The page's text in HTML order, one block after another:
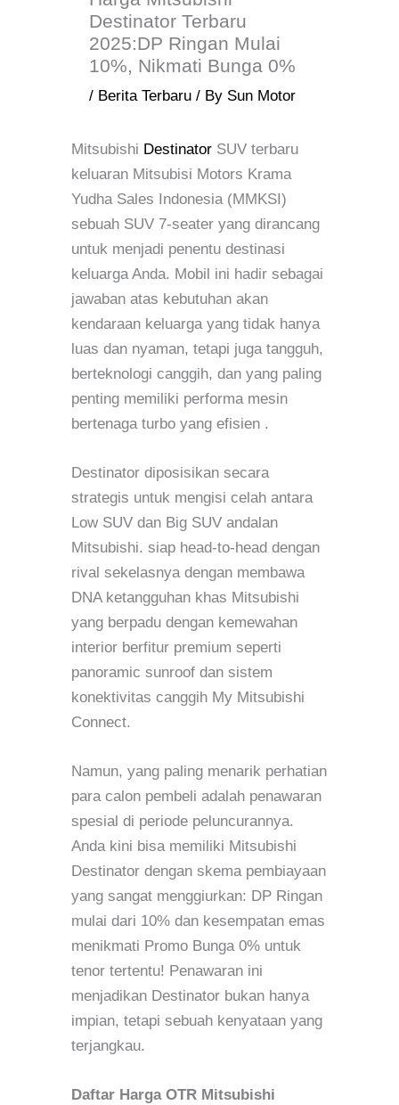
Destinator Terbaru
2025:DP Ringan Mulai
10%, Nikmati Bunga 0%
/ Berita Terbaru / By Sun Motor
Mitsubishi Destinator SUV terbaru
keluaran Mitsubisi Motors Krama
Yudha Sales Indonesia (MMKSI)
sebuah SUV 7-seater yang dirancang
untuk menjadi penentu destinasi
keluarga Anda. Mobil ini hadir sebagai
jawaban atas kebutuhan akan
kendaraan keluarga yang tidak hanya
luas dan nyaman, tetapi juga tangguh,
berteknologi canggih, dan yang paling
penting memiliki performa mesin
bertenaga turbo yang efisien .
Destinator diposisikan secara
strategis untuk mengisi celah antara
Low SUV dan Big SUV andalan
Mitsubishi. siap head-to-head dengan
rival sekelasnya dengan membawa
DNA ketangguhan khas Mitsubishi
yang berpadu dengan kemewahan
interior berfitur premium seperti
panoramic sunroof dan sistem
konektivitas canggih My Mitsubishi
Connect.
Namun, yang paling menarik perhatian
para calon pembeli adalah penawaran
spesial di periode peluncurannya.
Anda kini bisa memiliki Mitsubishi
Destinator dengan skema pembiayaan
yang sangat menggiurkan: DP Ringan
mulai dari 10% dan kesempatan emas
menikmati Promo Bunga 0% untuk
tenor tertentu! Penawaran ini
menjadikan Destinator bukan hanya
impian, tetapi sebuah kenyataan yang
terjangkau.
Daftar Harga OTR Mitsubishi